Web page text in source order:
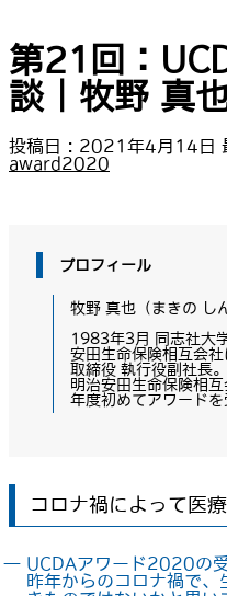
第21回：
談｜牧野 真
投稿日 : 2021年4月14日
award2020
プロフィール
牧野 真也（まきの し
1983年3月 同志社大
安田生命保険相互会
取締役 執行役副社長。
明治安田生命保険相
年度初めてアワードを
コロナ禍によって医
― UCDAアワード2020の受
昨年からのコロナ禍で